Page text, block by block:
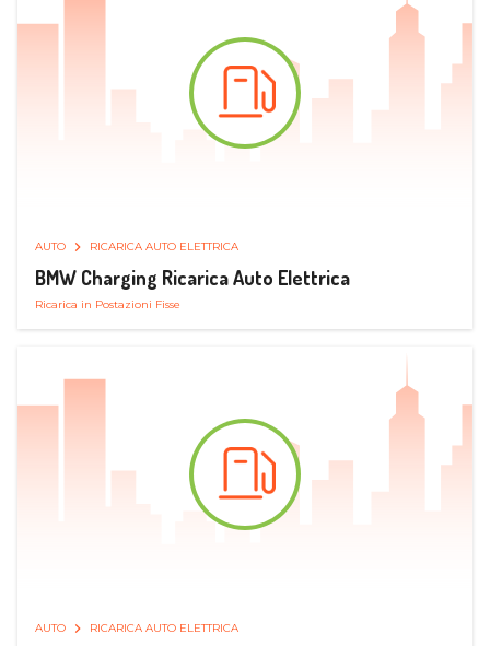
AUTO RICARICA AUTO ELETTRICA
BMW Charging Ricarica Auto Elettrica
Ricarica in Postazioni Fisse
AUTO RICARICA AUTO ELETTRICA